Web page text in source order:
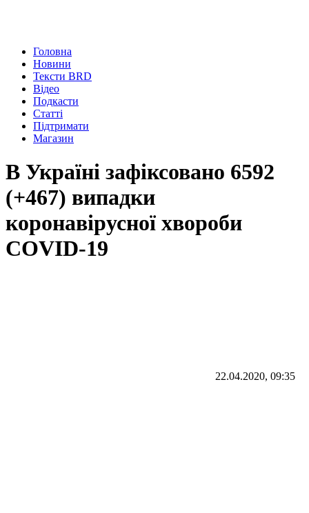
Головна
Новини
Тексти BRD
Відео
Подкасти
Статті
Підтримати
Магазин
В Україні зафіксовано 6592
(+467) випадки
коронавірусної хвороби
COVID-19
22.04.2020, 09:35